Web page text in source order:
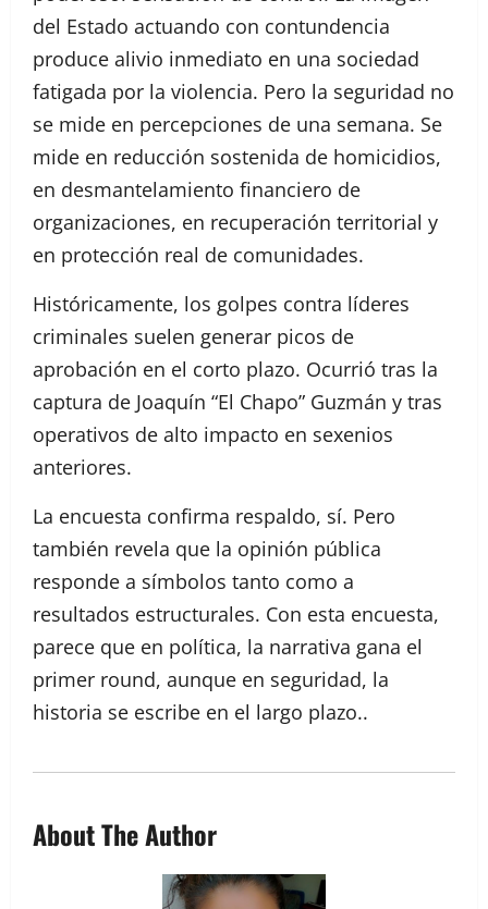
del Estado actuando con contundencia
produce alivio inmediato en una sociedad
fatigada por la violencia. Pero la seguridad no
se mide en percepciones de una semana. Se
mide en reducción sostenida de homicidios,
en desmantelamiento financiero de
organizaciones, en recuperación territorial y
en protección real de comunidades.
Históricamente, los golpes contra líderes
criminales suelen generar picos de
aprobación en el corto plazo. Ocurrió tras la
captura de Joaquín “El Chapo” Guzmán y tras
operativos de alto impacto en sexenios
anteriores.
La encuesta confirma respaldo, sí. Pero
también revela que la opinión pública
responde a símbolos tanto como a
resultados estructurales. Con esta encuesta,
parece que en política, la narrativa gana el
primer round, aunque en seguridad, la
historia se escribe en el largo plazo..
About The Author